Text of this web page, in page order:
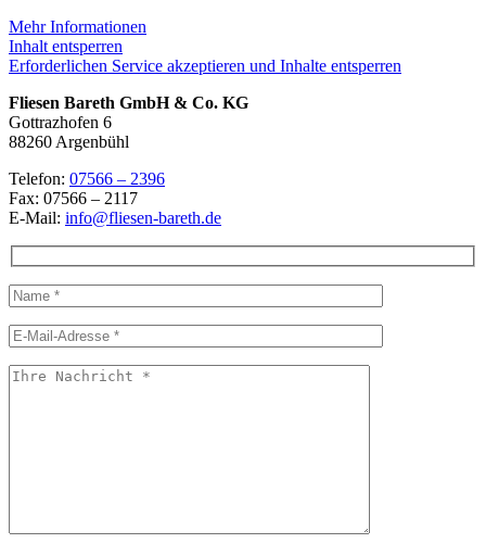
Mehr Informationen
Inhalt entsperren
Erforderlichen Service akzeptieren und Inhalte entsperren
Fliesen Bareth GmbH & Co. KG
Gottrazhofen 6
88260 Argenbühl
Telefon: 07566 – 2396
Fax: 07566 – 2117
E-Mail: info@fliesen-bareth.de